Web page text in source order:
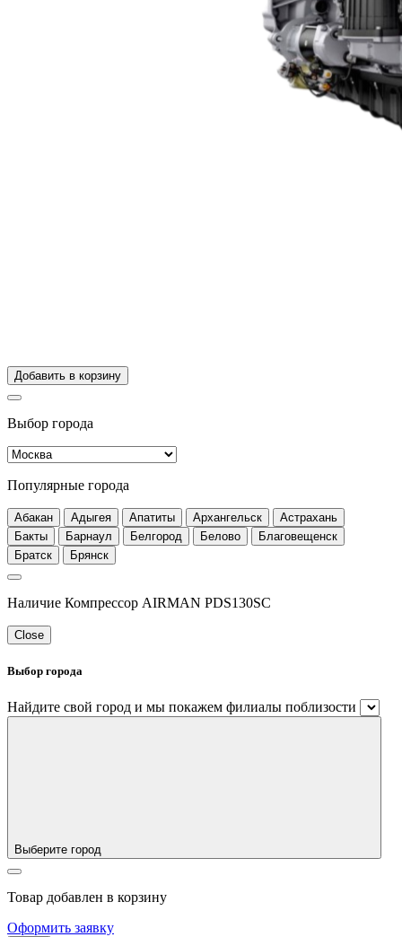
Добавить в корзину
Выбор города
Популярные города
Абакан Адыгея Апатиты Архангельск
Астрахань
Бакты
Барнаул Белгород Белово
Благовещенск
Братск
Брянск
Наличие Компрессор AIRMAN PDS130SC
Close
Выбор города
Найдите свой город и мы покажем филиалы поблизости
Выберите город
Товар добавлен в корзину
Оформить заявку